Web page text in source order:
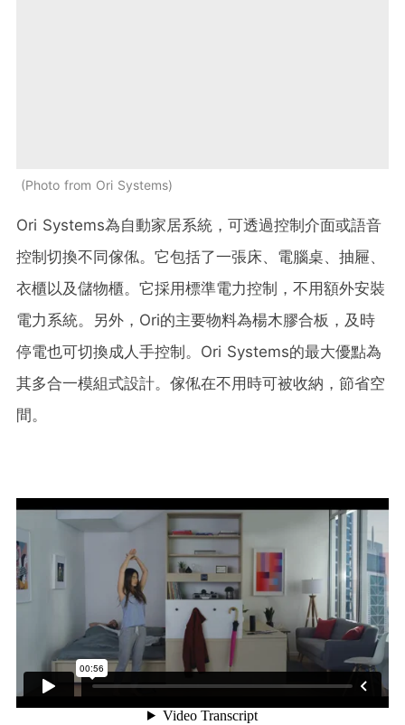
Photo from Ori Systems
Ori Systems為自動家居系統，可透過控制介面或語音
控制切換不同傢俬。它包括了一張床、電腦桌、抽屜、
衣櫃以及儲物櫃。它採用標準電力控制，不用額外安裝
電力系統。另外，Ori的主要物料為楊木膠合板，及時
停電也可切換成人手控制。Ori Systems的最大優點為
其多合一模組式設計。傢俬在不用時可被收納，節省空
間。